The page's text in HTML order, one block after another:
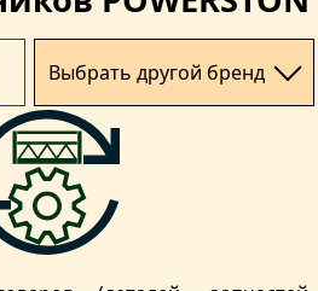
Выбрать другой бренд